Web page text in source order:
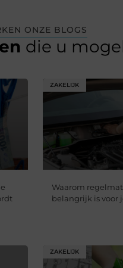
ONZE BLOGS
die u
ZAKELIJK
Waarom
belangrijk is voor
ZAKELIJK